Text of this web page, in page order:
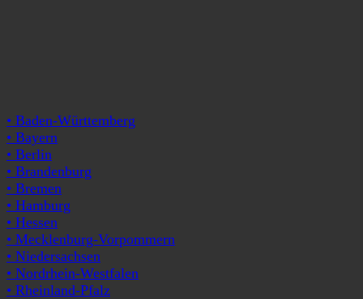
• Baden-Württemberg
• Bayern
• Berlin
• Brandenburg
• Bremen
• Hamburg
• Hessen
• Mecklenburg-Vorpommern
• Niedersachsen
• Nordrhein-Westfalen
• Rheinland-Pfalz